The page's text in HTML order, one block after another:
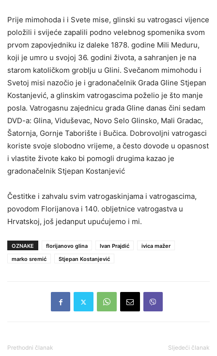
Prije mimohoda i i Svete mise, glinski su vatrogasci vijence
položili i svijeće zapalili podno velebnog spomenika svom
prvom zapovjedniku iz daleke 1878. godine Mili Meduru,
koji je umro u svojoj 36. godini života, a sahranjen je na
starom katoličkom groblju u Glini. Svečanom mimohodu i
Svetoj misi nazočio je i gradonačelnik Grada Gline Stjepan
Kostanjević, a glinskim vatrogascima poželio je što manje
posla. Vatrogasnu zajednicu grada Gline danas čini sedam
DVD-a: Glina, Viduševac, Novo Selo Glinsko, Mali Gradac,
Šatornja, Gornje Taborište i Bučica. Dobrovoljni vatrogasci
koriste svoje slobodno vrijeme, a često dovode u opasnost
i vlastite živote kako bi pomogli drugima kazao je
gradonačelnik Stjepan Kostanjević
Čestitke i zahvalu svim vatrogaskinjama i vatrogascima,
povodom Florijanova i 140. obljetnice vatrogastva u
Hrvatskoj, još jedanput upućujemo i mi.
OZNAKE florijanovo glina Ivan Prajdić
ivica mažer
marko sremić
Stjepan Kostanjević
Prethodni članak Sljedeći članak